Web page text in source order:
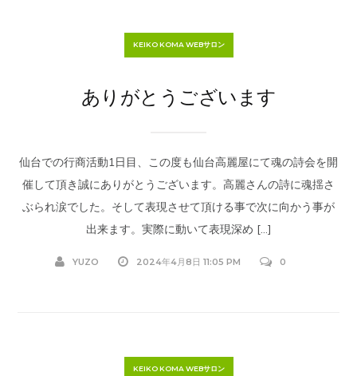
KEIKO KOMA WEBサロン
ありがとうございます
仙台での行商活動1日目、この度も仙台高麗屋にて魂の詩会を開
催して頂き誠にありがとうございます。高麗さんの詩に魂揺さ
ぶられ涙でした。そして表現させて頂ける事で次に向かう事が
出来ます。実際に動いて表現深め […]
YUZO 2024年4月8日 11:05 PM 0
KEIKO KOMA WEBサロン